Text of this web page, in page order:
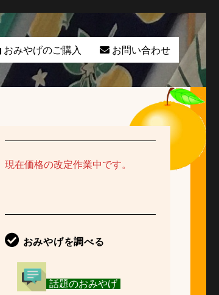
おみやげのご購入 お問い合わせ
現在価格の改定作業中です。
おみやげを調べる
話題のおみやげ